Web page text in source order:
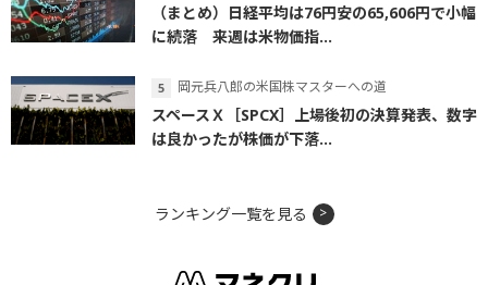
（まとめ）日経平均は76円安の65,606円で小幅
に続落 来週は米物価指...
岡元兵八郎の米国株マスターへの道
スペースＸ［SPCX］上場後初の決算発表、数字
は良かったが株価が下落...
ランキング一覧を見る